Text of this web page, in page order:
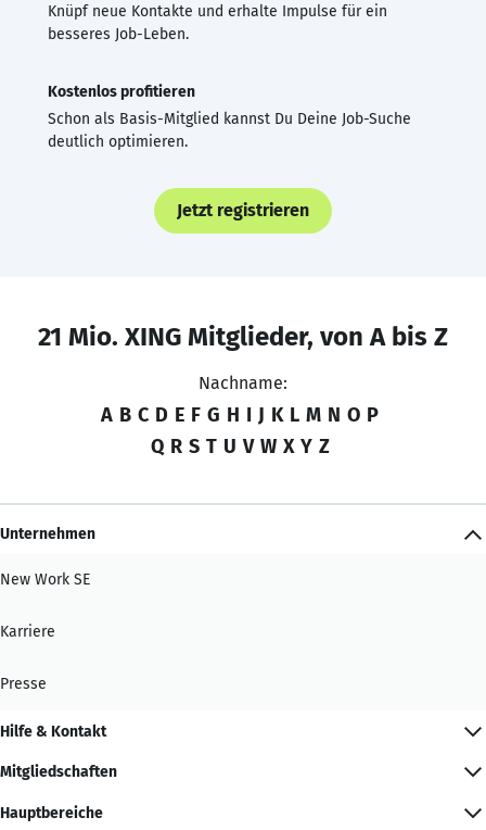
Knüpf neue Kontakte und erhalte Impulse für ein
besseres Job-Leben.
Kostenlos profitieren
Schon als Basis-Mitglied kannst Du Deine Job-Suche
deutlich optimieren.
Jetzt registrieren
21 Mio. XING Mitglieder, von A bis Z
Nachname:
A B C D E F G H I J K L M N O P
Q R S T U V W X Y Z
Unternehmen
New Work SE
Karriere
Presse
Hilfe & Kontakt
Mitgliedschaften
Hauptbereiche